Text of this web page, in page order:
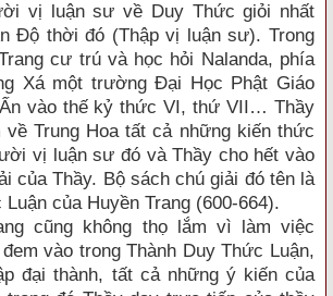
vị luận sư về Duy Thức giỏi nhất
Độ thời đó (Thập vị luận sư). Trong
cư trú và học hỏi Nalanda, phía
Xá một trường Đại Học Phật Giáo
vào thế kỷ thức VI, thứ VII… Thầy
về Trung Hoa tất cả những kiến thức
vị luận sư đó và Thầy cho hết vào
của Thầy. Bộ sách chú giải đó tên là
của Huyền Trang (600-664).
cũng không thọ lắm vì làm việc
vào trong Thành Duy Thức Luận,
đại thành, tất cả những ý kiến của